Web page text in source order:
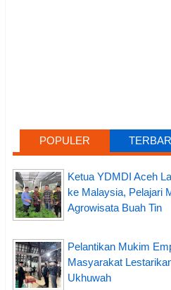
POPULER
Ketua YDMDI Aceh
ke Malaysia, Pelajari
Agrowisata Buah Tin
Pelantikan Mukim
Masyarakat
Ukhuwah